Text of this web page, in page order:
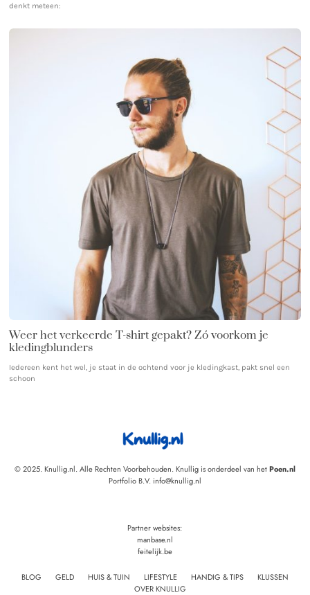
denkt meteen:
Weer het verkeerde T-shirt gepakt? Zó voorkom je
kledingblunders
Iedereen kent het wel, je staat in de ochtend voor je kledingkast, pakt snel een
schoon
© 2025. Knullig.nl. Alle Rechten Voorbehouden. Knullig is onderdeel van hetPoen.nl
Portfolio B.V. info@knullig.nl
Partner websites:
manbase.nl
feitelijk.be
BLOG GELD HUIS & TUIN LIFESTYLE HANDIG & TIPS
KLUSSEN
OVER KNULLIG